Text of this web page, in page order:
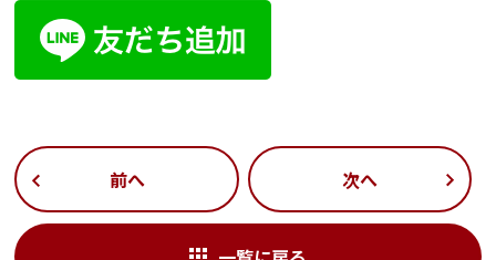
前へ 次へ